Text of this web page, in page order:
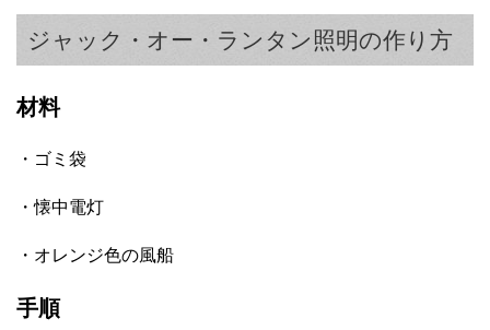
ジャック・オー・ランタン照明の作り方
材料
・ゴミ袋
・懐中電灯
・オレンジ色の風船
手順